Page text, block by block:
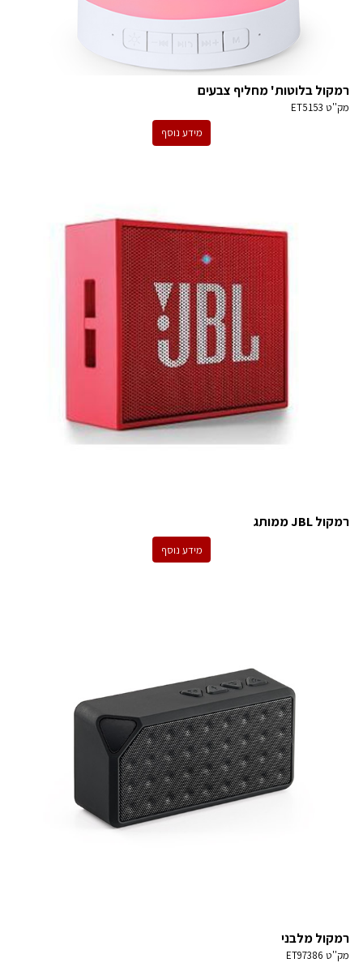
רמקול בלוטות' מחליף צבעים
מק''ט ET5153
מידע נוסף
רמקול JBL ממותג
מידע נוסף
רמקול מלבני
מק''ט ET97386